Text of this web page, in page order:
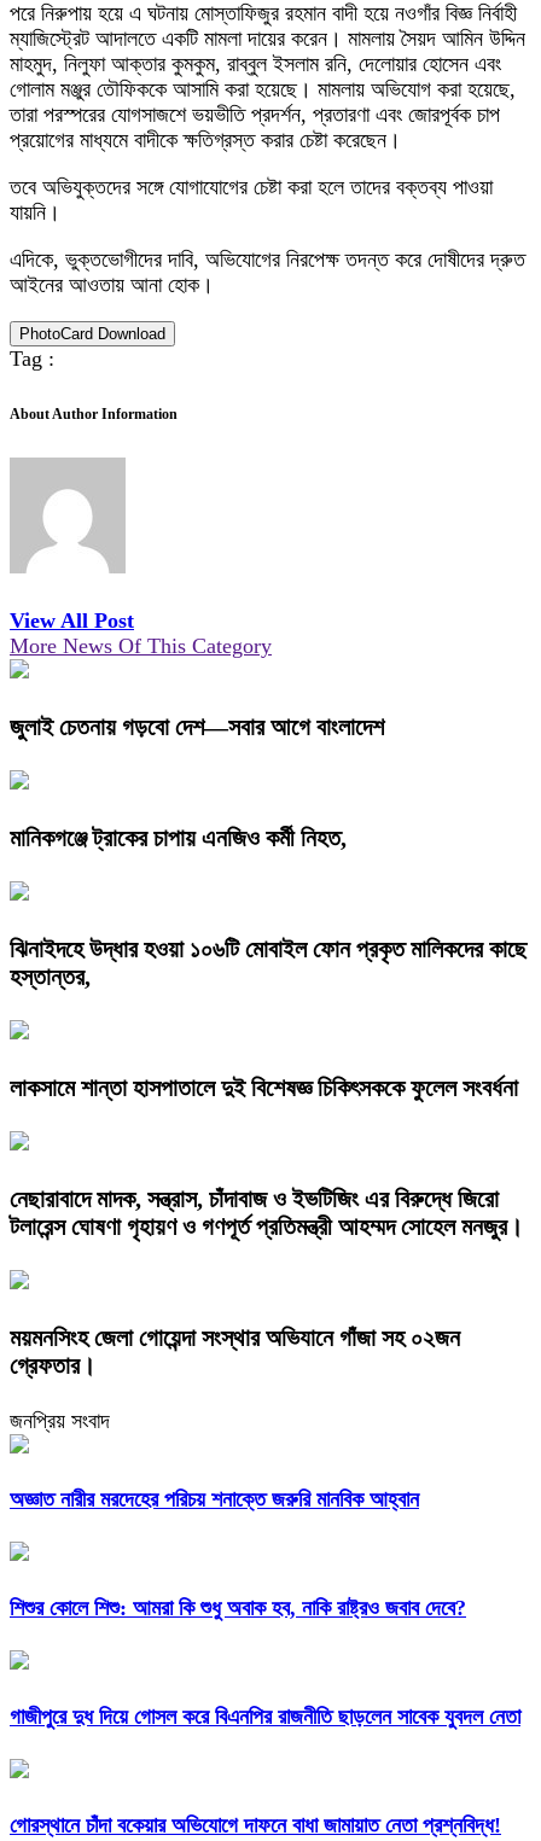
পরে নিরুপায় হয়ে এ ঘটনায় মোস্তাফিজুর রহমান বাদী হয়ে নওগাঁর বিজ্ঞ নির্বাহী
ম্যাজিস্ট্রেট আদালতে একটি মামলা দায়ের করেন। মামলায় সৈয়দ আমিন উদ্দিন
মাহমুদ, নিলুফা আক্তার কুমকুম, রাব্বুল ইসলাম রনি, দেলোয়ার হোসেন এবং
গোলাম মঞ্জুর তৌফিককে আসামি করা হয়েছে। মামলায় অভিযোগ করা হয়েছে,
তারা পরস্পরের যোগসাজশে ভয়ভীতি প্রদর্শন, প্রতারণা এবং জোরপূর্বক চাপ
প্রয়োগের মাধ্যমে বাদীকে ক্ষতিগ্রস্ত করার চেষ্টা করেছেন।
তবে অভিযুক্তদের সঙ্গে যোগাযোগের চেষ্টা করা হলে তাদের বক্তব্য পাওয়া
যায়নি।
এদিকে, ভুক্তভোগীদের দাবি, অভিযোগের নিরপেক্ষ তদন্ত করে দোষীদের দ্রুত
আইনের আওতায় আনা হোক।
PhotoCard Download
Tag :
About Author Information
View All Post
More News Of This Category
জুলাই চেতনায় গড়বো দেশ—সবার আগে বাংলাদেশ
মানিকগঞ্জে ট্রাকের চাপায় এনজিও কর্মী নিহত,
ঝিনাইদহে উদ্ধার হওয়া ১০৬টি মোবাইল ফোন প্রকৃত মালিকদের কাছে
হস্তান্তর,
লাকসামে শান্তা হাসপাতালে দুই বিশেষজ্ঞ চিকিৎসককে ফুলেল সংবর্ধনা
নেছারাবাদে মাদক, সন্ত্রাস, চাঁদাবাজ ও ইভটিজিং এর বিরুদ্ধে জিরো
টলারেন্স ঘোষণা গৃহায়ণ ও গণপূর্ত প্রতিমন্ত্রী আহম্মদ সোহেল মনজুর।
ময়মনসিংহ জেলা গোয়েন্দা সংস্থার অভিযানে গাঁজা সহ ০২জন
গ্রেফতার।
জনপ্রিয় সংবাদ
অজ্ঞাত নারীর মরদেহের পরিচয় শনাক্তে জরুরি মানবিক আহ্বান
শিশুর কোলে শিশু: আমরা কি শুধু অবাক হব, নাকি রাষ্ট্রও জবাব দেবে?
গাজীপুরে দুধ দিয়ে গোসল করে বিএনপির রাজনীতি ছাড়লেন সাবেক যুবদল নেতা
গোরস্থানে চাঁদা বকেয়ার অভিযোগে দাফনে বাধা জামায়াত নেতা প্রশ্নবিদ্ধ!